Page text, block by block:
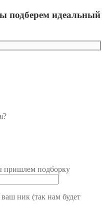
подберем идеальный
пришлем подборку
ник (так нам будет